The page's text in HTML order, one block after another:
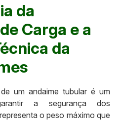
da
Carga e a
da
um andaime tubular é um
a segurança dos
o peso máximo que